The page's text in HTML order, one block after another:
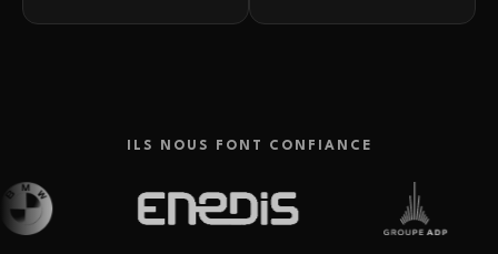
ILS NOUS FONT CONFIANCE